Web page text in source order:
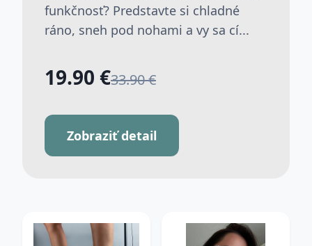
funkčnosť? Predstavte si chladné
ráno, sneh pod nohami a vy sa cí...
19.90 €33.90 €
Zobraziť detail